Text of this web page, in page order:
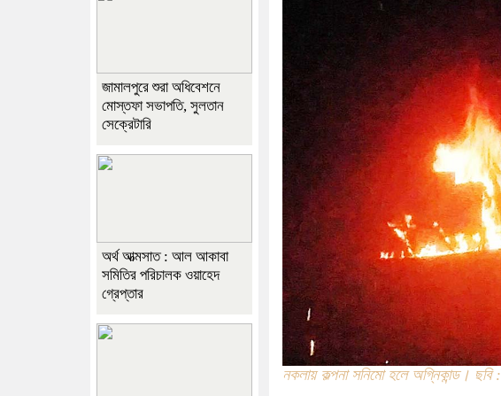
নকলায় কল্পনা সনিমো হলে অগ্নিকান্ড। ছবি :
জামালপুরে শুরা অধিবেশনে
মোস্তফা সভাপতি, সুলতান
সেক্রেটারি
অর্থ আত্মসাত : আল আকাবা
সমিতির পরিচালক ওয়াহেদ
গ্রেপ্তার